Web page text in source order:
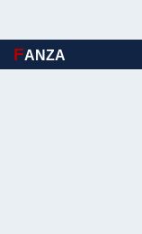
ｗｗ
【画像あり】速水
ドイッチ1つ「
FANZA